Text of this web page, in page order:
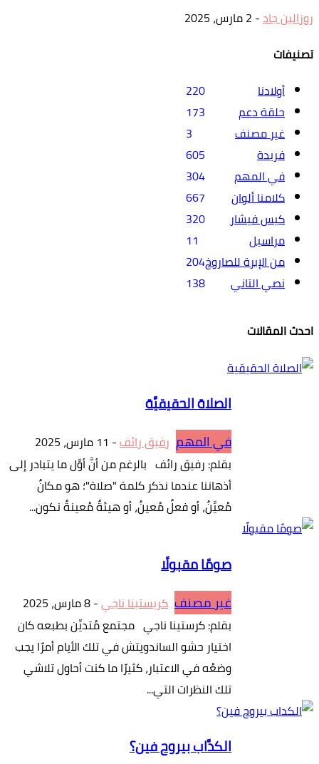
روزالين جاد- 2 مارس، 2025
تصنيفات
أولادنا
220
حلقة دعم
173
غير مصنف
3
فريدة
605
في المهم
304
كلامنا ألوان
667
كيس فيشار
320
مراسيل
11
من الإبرة للصاروخ204
نصي التاني
138
احدث المقالات
الصلاة الحقيقيَّة
في المهم رفيق رائف- 11 مارس، 2025
بقلم: رفيق رائف بالرغم من أنَّ أوَّل ما يتبادر إلى
أذهاننا عندما نذكر كلمة "صلاة"؛ هو مكانٌ
مُعيَّنٌ، أو فعلٌ مُعينٌ، أو هيئةٌ مُعينةٌ نكون...
صومًا مقبولًا
غير مصنف كريستينا ناجي-8 مارس، 2025
بقلم: كرستينا ناجي مجتمع مُتديِّن بطبعه كان
اختيار حشو الساندويتش في تلك الأيام أمرًا يجب
وضعُه في الاعتبار، كثيرًا ما كنت أحاول تلاشي
تلك النظرات التي...
الكدَّاب بيروح فين؟